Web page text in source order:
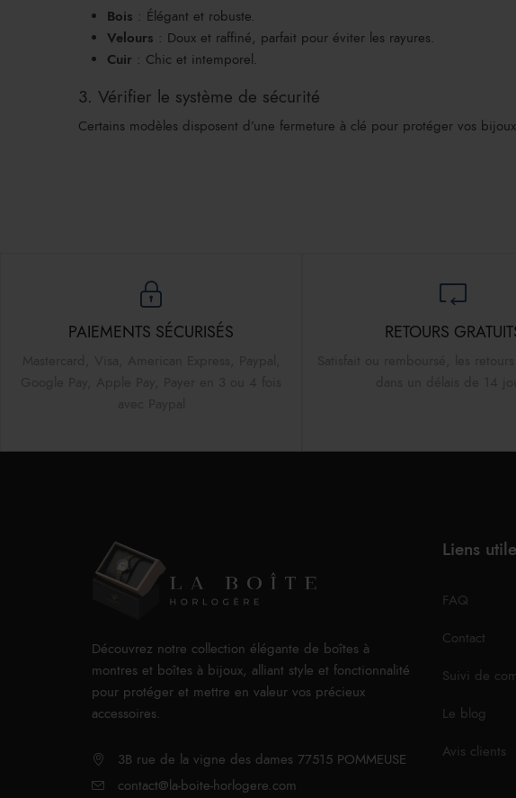
Bois : Élégant et robuste.
Velours : Doux et raffiné, parfait pour éviter les rayures.
Cuir : Chic et intemporel.
3. Vérifier le système de sécurité
Certains modèles disposent d’une fermeture à clé pour protéger vos
PAIEMENTS SÉCURISÉS RETOURS
Découvrez notre collection élégante de boîtes à
montres et boîtes à bijoux, alliant style et fonctionnalité
pour protéger et mettre en valeur vos précieux
accessoires.
3B rue de la vigne des dames 77515 POMMEUSE
contact@la-boite-horlogere.com
Liens
FAQ
Contact
Suivi de
Le blog
Avis clients